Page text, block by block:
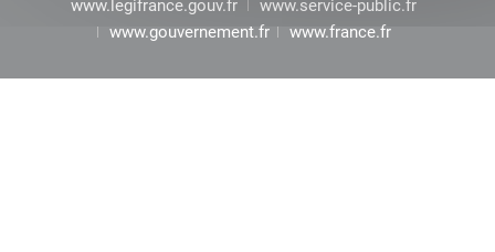
www.legifrance.gouv.fr
www.service-public.fr
www.gouvernement.fr
www.france.fr